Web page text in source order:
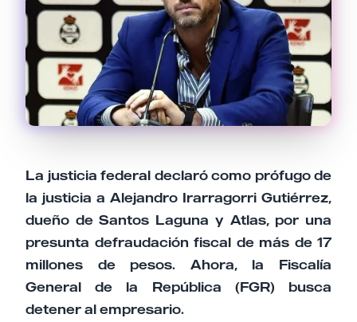
La justicia federal declaró como prófugo de
la justicia a Alejandro Irarragorri Gutiérrez,
dueño de Santos Laguna y Atlas, por una
presunta defraudación fiscal de más de 17
millones de pesos. Ahora, la Fiscalía
General de la República (FGR) busca
detener al empresario.
Cancelar Enviar comentario